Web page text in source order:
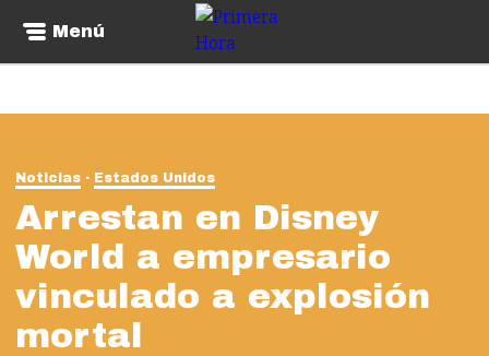
Menú
Noticias Estados Unidos
Arrestan en Disney
World a empresario
vinculado a explosión
mortal